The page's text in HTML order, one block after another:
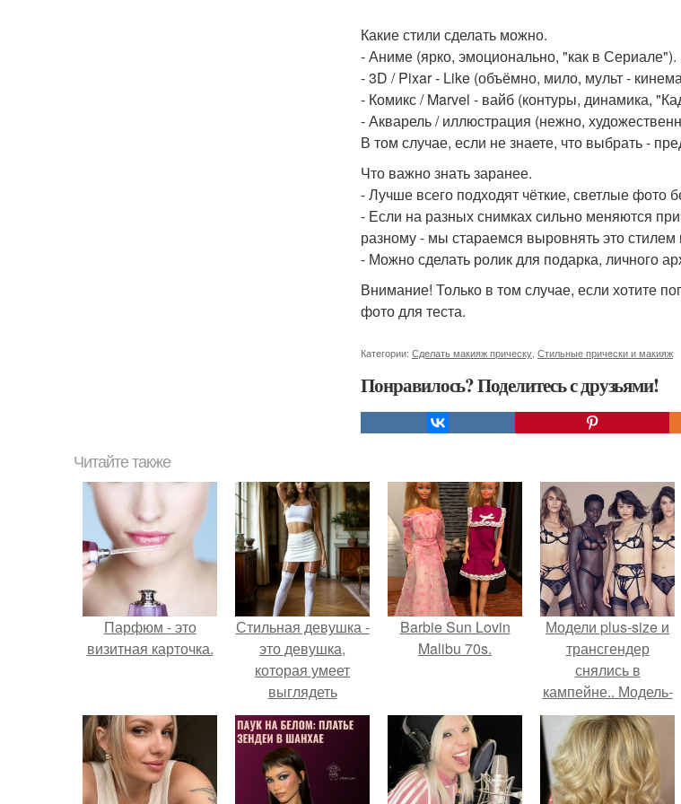
Какие стили сделать можно.
- Аниме (ярко, эмоционально, "как в Сериале").
- 3D / Pixar - Like (объёмно, мило, мульт -
- Комикс / Marvel - вайб (контуры, динамика,
- Акварель / иллюстрация (нежно,
В том случае, если не знаете, что выбрать -
Что важно знать заранее.
- Лучше всего подходят чёткие, светлые фото
- Если на разных снимках сильно меняются
разному - мы стараемся выровнять это стилем
- Можно сделать ролик для подарка, личного
Внимание! Только в том случае, если хотите
фото для теста.
Категории: Сделать макияж прическу Стильные прически и макияж
Понравилось? Поделитесь с друзьями!
Читайте также
Парфюм - это
визитная карточка.
Стильная девушка -
это девушка,
которая умеет
выглядеть
привлекательно и
элегантно в любои
ситуации.
Barbie Sun Lovin
Malibu 70s.
Модели plus-size и
трансгендер
снялись в
кампейне.. Модель-
трансгендер и plus-
size снялись в
сексуальной
рекламе Victoria's
Secret: фото 18+